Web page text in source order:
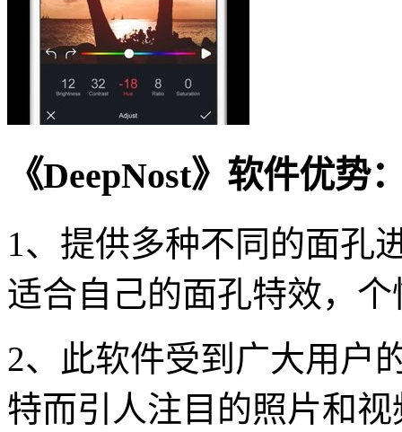
《DeepNost》软件优势
1、提供多种不同的面孔
适合自己的面孔特效，
2、此软件受到广大用户
特而引人注目的照片和